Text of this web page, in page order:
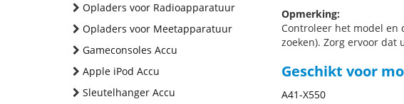
Opladers voor Radioapparatuur
Opladers voor Meetapparatuur
Gameconsoles Accu
Apple iPod Accu
Sleutelhanger Accu
Opmerking:
Controleer het model en
zoeken). Zorg ervoor
Geschikt voor
A41-X550